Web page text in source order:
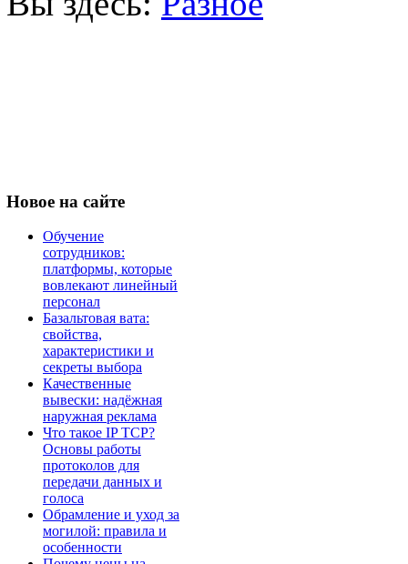
Новое на сайте
Обучение
сотрудников:
платформы, которые
вовлекают линейный
персонал
Базальтовая вата:
свойства,
характеристики и
секреты выбора
Качественные
вывески: надёжная
наружная реклама
Что такое IP TCP?
Основы работы
протоколов для
передачи данных и
голоса
Обрамление и уход за
могилой: правила и
особенности